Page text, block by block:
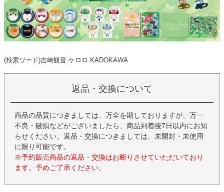
(検索ワード)吉崎観音 ケロロ KADOKAWA
返品・交換について
商品の品質につきましては、万全を期しておりますが、万一
不良・破損などがございましたら、商品到着後7日以内にお知
らせください。返品・交換につきましては、未開封・未使用
に限り可能です。
※予約販売商品の返品・交換はお断りさせていただいており
ます。予めご了承ください。